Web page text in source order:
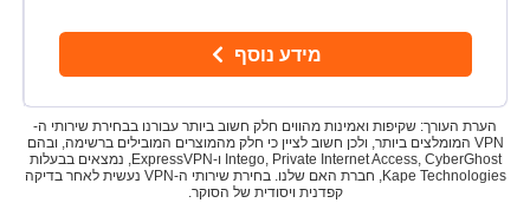
מידע נוסף
הערת העורך: שקיפות ואמינות מהווים חלק חשוב ביותר עבורנו בבחירת שירותי ה-
VPN המומלצים ביותר, ולכן חשוב לציין כי חלק מהמוצרים המובילים ברשימה, ובהם
Intego, Private Internet Access, CyberGhost ו-ExpressVPN, נמצאים בבעלות
Kape Technologies, חברת האם שלנו. בחירת שירותי ה-VPN נעשית לאחר בדיקה
קפדנית ויסודית של הסוקר.